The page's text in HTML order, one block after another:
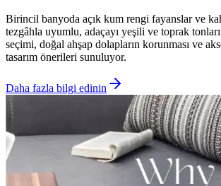
Birincil banyoda açık kum rengi fayanslar ve
tezgâhla uyumlu, adaçayı yeşili ve toprak
seçimi, doğal ahşap dolapların korunması ve
tasarım önerileri sunuluyor.
Daha fazla bilgi edinin